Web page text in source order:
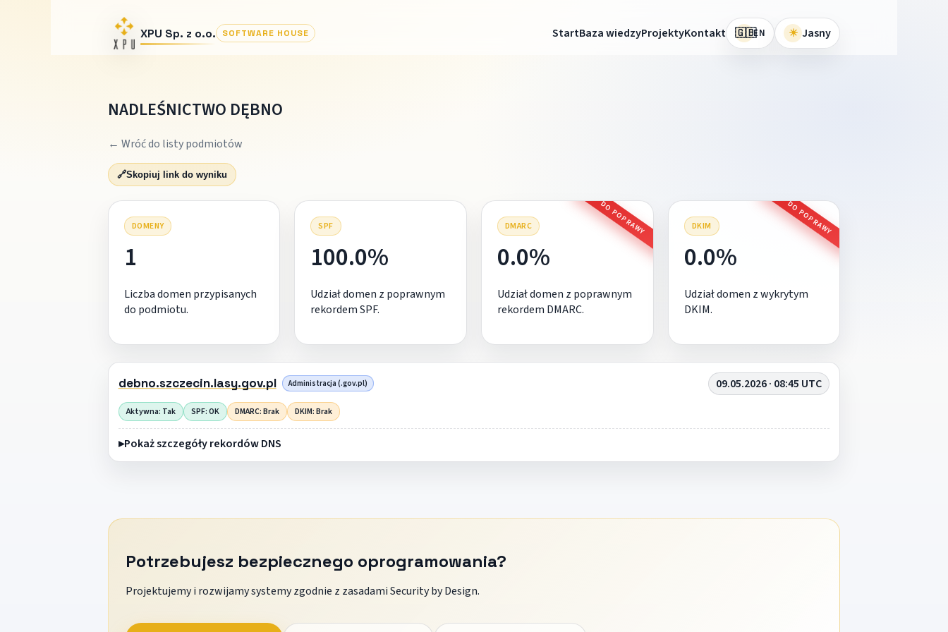
XPU Sp. z o.o. SOFTWARE HOUSE StartBaza wiedzyProjektyKontakt 🇬🇧EN ☀ Jasny
NADLEŚNICTWO DĘBNO
← Wróć do listy podmiotów
🔗Skopiuj link do wyniku
DOMENY
1
Liczba domen przypisanych
do podmiotu.
SPF
100.0%
Udział domen z poprawnym
rekordem SPF.
DMARC DO POPRAWY
0.0%
Udział domen z poprawnym
rekordem DMARC.
DKIM DO POPRAWY
0.0%
Udział domen z wykrytym
DKIM.
debno.szczecin.lasy.gov.pl Administracja (.gov.pl) 09.05.2026 · 08:45 UTC
Aktywna: Tak SPF: OK DMARC: Brak DKIM: Brak
Pokaż szczegóły rekordów DNS
Potrzebujesz bezpiecznego oprogramowania?
Projektujemy i rozwijamy systemy zgodnie z zasadami Security by Design.